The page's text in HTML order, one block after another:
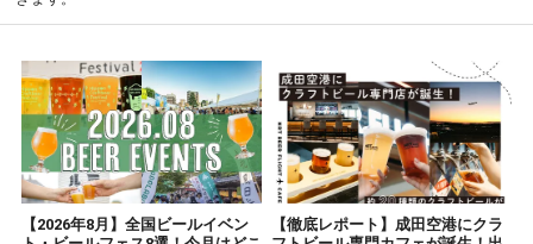
【2026年8月】全国ビールイベン
【徹底レポート】成田空港にクラ